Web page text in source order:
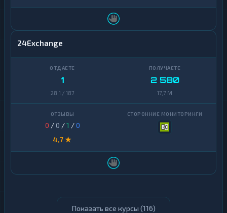
24Exchange
1
28,1 / 187
2 580
17,7 M
0 / 0 /1 /0
4,7 ★
Показать все курсы (116)